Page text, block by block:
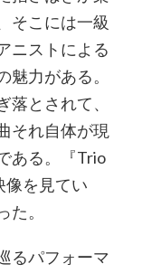
そこには一級
ニストによる
力がある。
とされて、
それ自体が現
ある。『Trio
像を見てい
。
るパフォーマ